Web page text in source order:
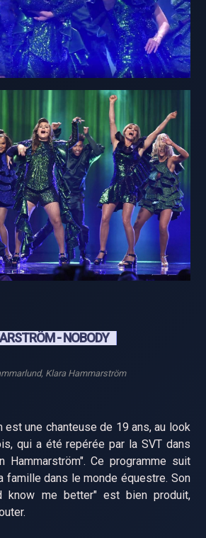
- NOBODY
Klara Hammarström
est une chanteuse de 19 ans, au look
qui a été repérée par la SVT dans
Hammarström". Ce programme suit
famille dans le monde équestre. Son
know me better" est bien produit,